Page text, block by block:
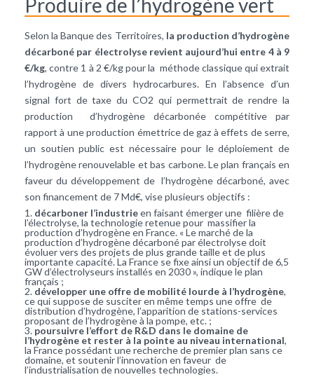
Produire de l’hydrogène vert
Selon la Banque des Territoires, la production d’hydrogène
décarboné par électrolyse revient aujourd’hui entre 4 à 9
€/kg, contre 1 à 2 €/kg pour la méthode classique qui extrait
l’hydrogène de divers hydrocarbures. En l’absence d’un
signal fort de taxe du CO2 qui permettrait de rendre la
production d’hydrogène décarbonée compétitive par
rapport à une production émettrice de gaz à effets de serre,
un soutien public est nécessaire pour le déploiement de
l’hydrogène renouvelable et bas carbone. Le plan français en
faveur du développement de l’hydrogène décarboné, avec
son financement de 7 Md€, vise plusieurs objectifs :
décarboner l’industrieen faisant émerger une filière de
l’électrolyse, la technologie retenue pour massifier la
production d’hydrogène en France. « Le marché de la
production d’hydrogène décarboné par électrolyse doit
évoluer vers des projets de plus grande taille et de plus
importante capacité. La France se fixe ainsi un objectif de 6,5
GW d’électrolyseurs installés en 2030 », indique le plan
français ;
développer une offre de mobilité lourde à l’hydrogène,
ce qui suppose de susciter en même temps une offre de
distribution d’hydrogène, l’apparition de stations-services
proposant de l’hydrogène à la pompe, etc. ;
poursuivre l’effort de R&D dans le domaine de
l’hydrogène et rester à la pointe au niveau international,
la France possédant une recherche de premier plan sans ce
domaine, et soutenir l’innovation en faveur de
l’industrialisation de nouvelles technologies.